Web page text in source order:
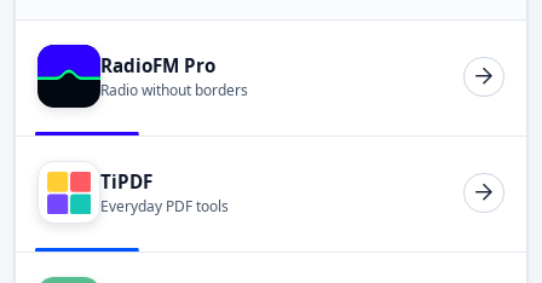
RadioFM Pro
Radio without borders
TiPDF
Everyday PDF tools